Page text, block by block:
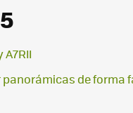
A7RII
de forma